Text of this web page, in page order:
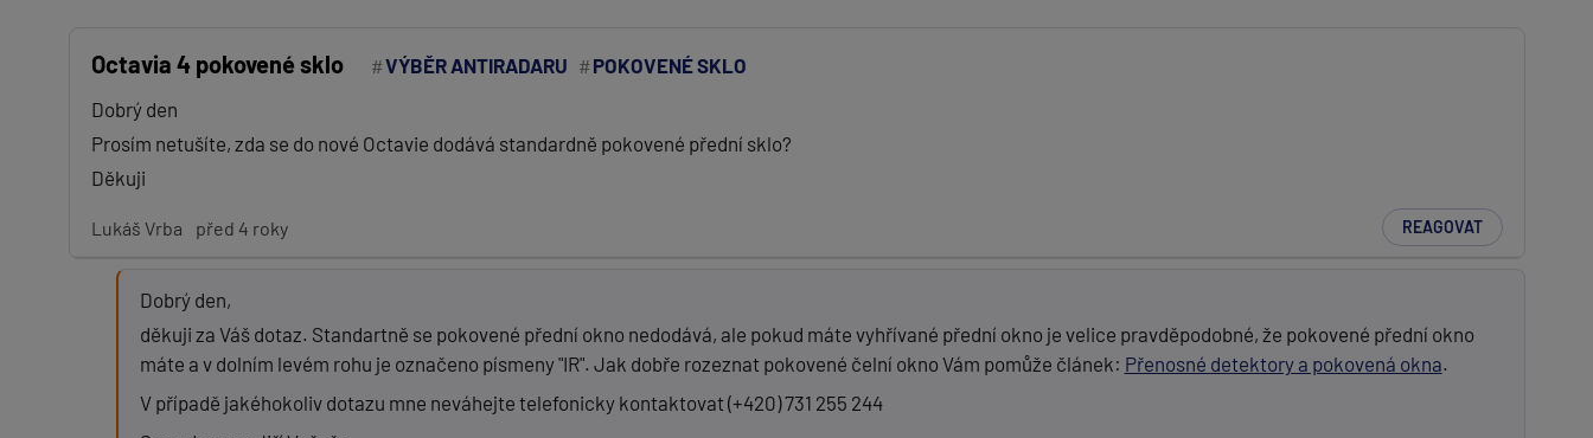
Octavia 4 pokovené sklo VÝBĚR ANTIRADARU
POKOVENÉ SKLO
Dobrý den
Prosím netušíte, zda se do nové Octavie dodává standardně pokovené přední sklo?
Děkuji
Lukáš Vrba před 4 roky REAGOVAT
Dobrý den,
děkuji za Váš dotaz. Standartně se pokovené přední okno nedodává, ale pokud máte vyhřívané přední okno je velice pravděpodobné, že pokovené přední okno
máte a v dolním levém rohu je označeno písmeny "IR". Jak dobře rozeznat pokovené čelní okno Vám pomůže článek: Přenosné detektory a pokovená okna.
V případě jakéhokoliv dotazu mne neváhejte telefonicky kontaktovat (+420) 731 255 244